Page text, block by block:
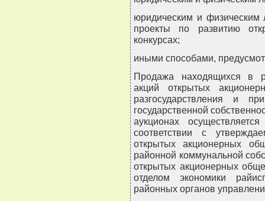
юридическим и
проекты по развитию
конкурсах;
иными способами,
Продажа находящихся в
акций открытых
разгосударствления и
государственной
аукционах
соответствии с
открытых акционерных
районной коммунальной
открытых акционерных
отделом экономики
районных органов